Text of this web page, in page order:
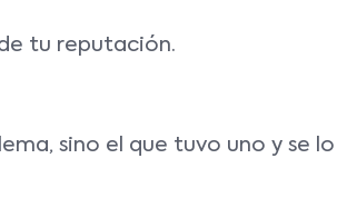
tu reputación.
sino el que tuvo uno y se